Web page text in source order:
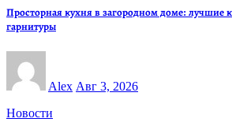
Просторная кухня в загородном доме: лучшие
гарнитуры
Alex Авг 3, 2026
Новости